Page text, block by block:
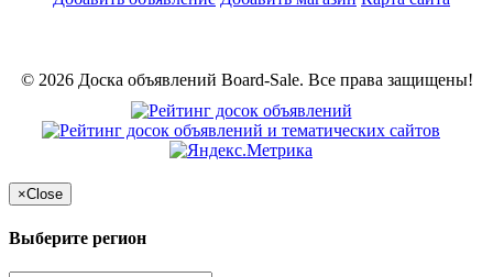
© 2026 Доска объявлений Board-Sale. Все права защищены!
×Close
Выберите регион